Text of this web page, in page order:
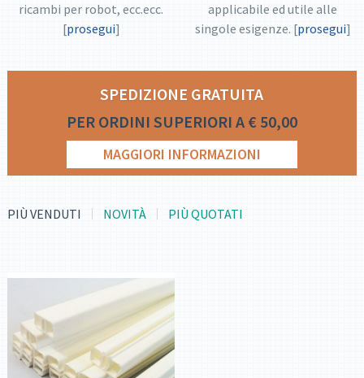
ricambi per robot, ecc.ecc.
[prosegui]
applicabile ed utile alle
singole esigenze. [prosegui]
SPEDIZIONE GRATUITA
PER ORDINI SUPERIORI A € 50,00
MAGGIORI INFORMAZIONI
PIÙ VENDUTI NOVITÀ PIÙ QUOTATI
DETTAGLI